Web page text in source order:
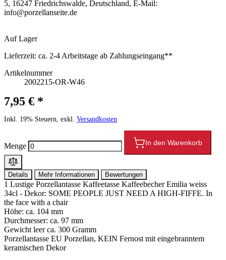
5, 16247 Friedrichswalde, Deutschland, E-Mail:
info@porzellanseite.de
Auf Lager
Lieferzeit: ca. 2-4 Arbeitstage ab Zahlungseingang**
Artikelnummer
2002215-OR-W46
7,95 € *
Inkl. 19% Steuern, exkl. Versandkosten
Menge In den Warenkorb
Details Mehr Informationen Bewertungen
1 Lustige Porzellantasse Kaffeetasse Kaffeebecher Emilia weiss
34cl - Dekor: SOME PEOPLE JUST NEED A HIGH-FIFFE. In
the face with a chair
Höhe: ca. 104 mm
Durchmesser: ca. 97 mm
Gewicht leer ca. 300 Gramm
Porzellantasse EU Porzellan, KEIN Fernost mit eingebranntem
keramischen Dekor